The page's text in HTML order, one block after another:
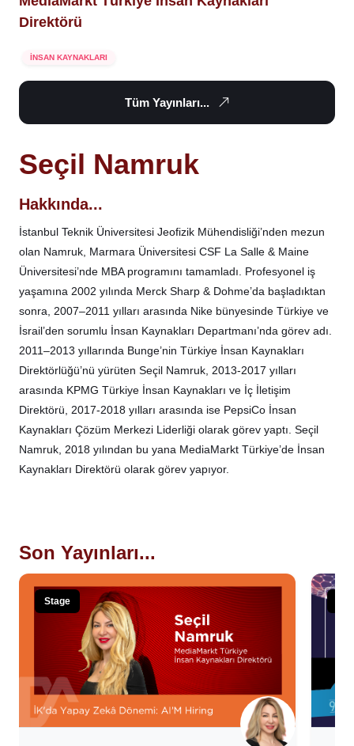
Direktörü
İNSAN KAYNAKLARI
Tüm Yayınları...
Seçil Namruk
Hakkında...
İstanbul Teknik Üniversitesi Jeofizik Mühendisliği’nden mezun
olan Namruk, Marmara Üniversitesi CSF La Salle & Maine
Üniversitesi’nde MBA programını tamamladı. Profesyonel iş
yaşamına 2002 yılında Merck Sharp & Dohme’da başladıktan
sonra, 2007–2011 yılları arasında Nike bünyesinde Türkiye ve
İsrail’den sorumlu İnsan Kaynakları Departmanı’nda görev adı.
2011–2013 yıllarında Bunge’nin Türkiye İnsan Kaynakları
Direktörlüğü’nü yürüten Seçil Namruk, 2013-2017 yılları
arasında KPMG Türkiye İnsan Kaynakları ve İç İletişim
Direktörü, 2017-2018 yılları arasında ise PepsiCo İnsan
Kaynakları Çözüm Merkezi Liderliği olarak görev yaptı. Seçil
Namruk, 2018 yılından bu yana MediaMarkt Türkiye’de İnsan
Kaynakları Direktörü olarak görev yapıyor.
Son Yayınları...
Stage